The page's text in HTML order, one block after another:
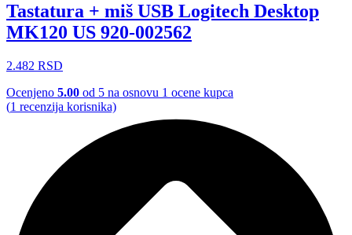
Tastatura + miš USB Logitech Desktop
MK120 US 920-002562
2.482 RSD
Ocenjeno 5.00 od 5 na osnovu 1 ocene kupca
(1 recenzija korisnika)